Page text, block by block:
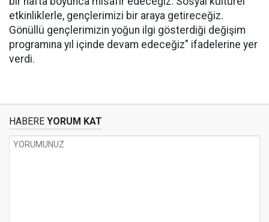
etkinliklerle, gençlerimizi bir araya getireceğiz.
Gönüllü gençlerimizin yoğun ilgi gösterdiği değişim
programına yıl içinde devam edeceğiz" ifadelerine yer
verdi.
HABERE YORUM KAT